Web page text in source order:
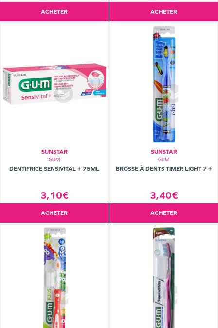
ACHETER ACHETER
SUNSTAR
GUM
DENTIFRICE SENSIVITAL + 75ML
3,10€
ACHETER
SUNSTAR
GUM
BROSSE À DENTS TIMER LIGHT 7 +
3,40€
ACHETER